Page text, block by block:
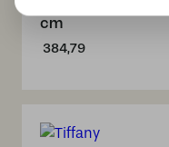
cm
384,79